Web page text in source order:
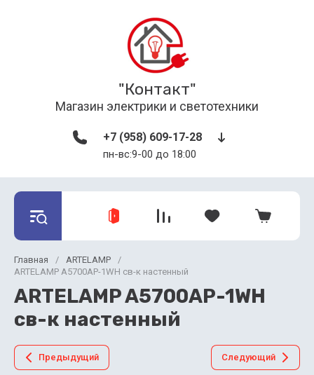
"Контакт"
Магазин электрики и светотехники
+7 (958) 609-17-28
пн-вс:9-00 до 18:00
Главная / ARTELAMP
/
ARTELAMP A5700AP-1WH св-к настенный
ARTELAMP A5700AP-1WH
св-к настенный
Предыдущий Следующий